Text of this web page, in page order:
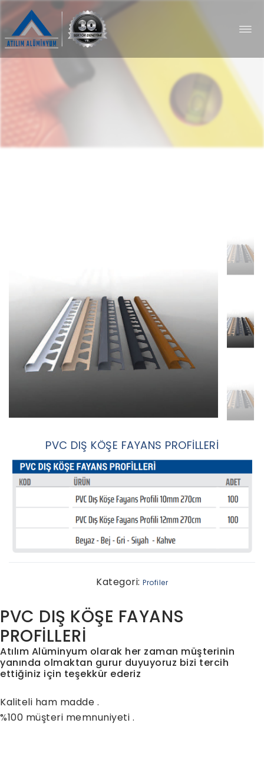
PVC DIŞ KÖŞE FAYANS PROFİLLERİ
Kategori: Profiler
PVC DIŞ KÖŞE FAYANS
PROFİLLERİ
Atılım Alüminyum olarak her zaman müşterinin
yanında olmaktan gurur duyuyoruz bizi tercih
ettiğiniz için teşekkür ederiz
Kaliteli ham madde .
%100 müşteri memnuniyeti .